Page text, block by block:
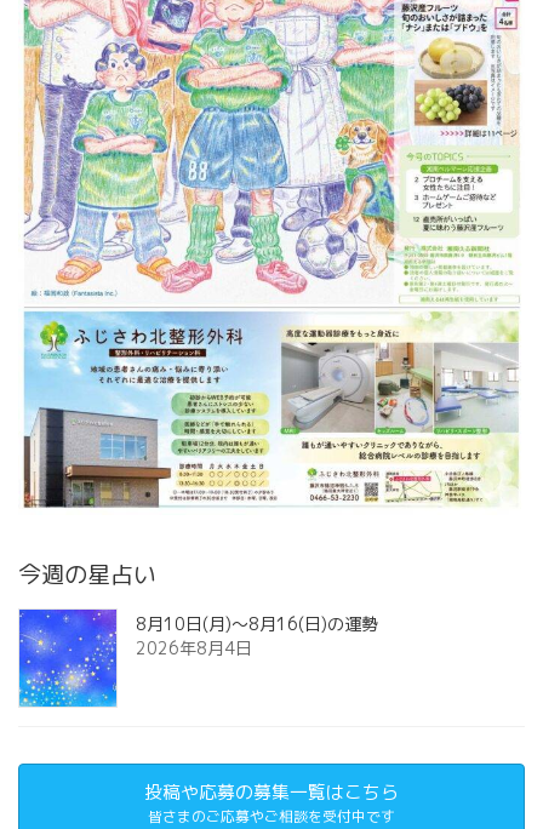
今週の星占い
8月10日(月)～8月16(日)の運勢
2026年8月4日
投稿や応募の募集一覧はこちら
皆さまのご応募やご相談を受付中です